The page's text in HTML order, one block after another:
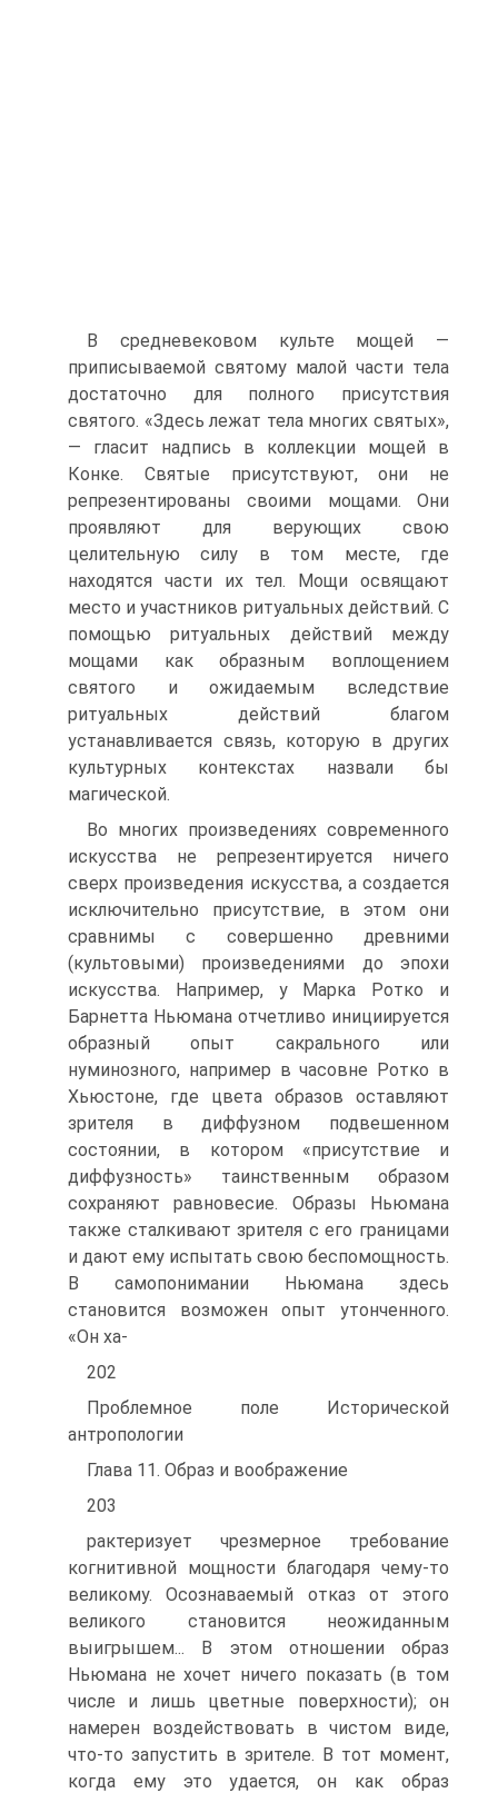
В средневековом культе мощей —
приписываемой святому малой части тела
достаточно для полного присутствия
святого. «Здесь лежат тела многих святых»,
— гласит надпись в коллекции мощей в
Конке. Святые присутствуют, они не
репрезентированы своими мощами. Они
проявляют для верующих свою
целительную силу в том месте, где
находятся части их тел. Мощи освящают
место и участников ритуаль­ных действий. С
помощью ритуальных действий между
мощами как образным воплощением
святого и ожидаемым вследствие
ритуальных действий благом
устанавливается связь, которую в других
культурных контекстах назвали бы
магической.
Во многих произведениях современного
искусства не репрезентиру­ется ничего
сверх произведения искусства, а создается
исключительно присутствие, в этом они
сравнимы с совершенно древними
(культовы­ми) произведениями до эпохи
искусства. Например, у Марка Ротко и
Барнетта Ньюмана отчетливо инициируется
образный опыт сакраль­ного или
нуминозного, например в часовне Ротко в
Хьюстоне, где цве­та образов оставляют
зрителя в диффузном подвешенном
состоянии, в котором «присутствие и
диффузность» таинственным образом
сохра­няют равновесие. Образы Ньюмана
также сталкивают зрителя с его границами
и дают ему испытать свою беспомощность.
В самопонима­нии Ньюмана здесь
становится возможен опыт утонченного.
«Он ха-
202
Проблемное поле Исторической
антропологии
Глава 11. Образ и воображение
203
рактеризует чрезмерное требование
когнитивной мощности благодаря чему-то
великому. Осознаваемый отказ от этого
великого становится неожиданным
выигрышем... В этом отношении образ
Ньюмана не хо­чет ничего показать (в том
числе и лишь цветные поверхности); он
намерен воздействовать в чистом виде,
что-то запустить в зрителе. В тот момент,
когда ему это удается, он как образ